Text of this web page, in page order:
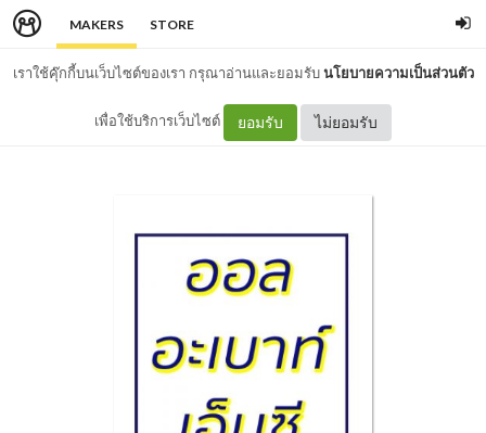
MAKERS STORE
เราใช้คุ๊กกี้บนเว็บไซต์ของเรา กรุณาอ่านและยอมรับนโยบายความเป็นส่วนตัว
เพื่อใช้บริการเว็บไซต์ ยอมรับ ไม่ยอมรับ